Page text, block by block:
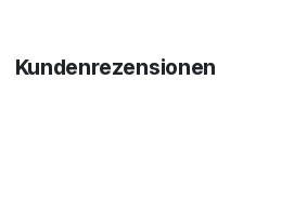
Kundenrezensionen